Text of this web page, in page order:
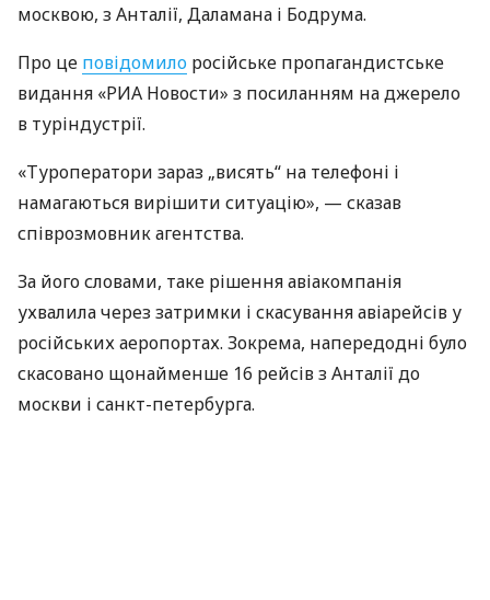
москвою, з Анталії, Даламана і Бодрума.
Про це повідомило російське пропагандистське
видання «РИА Новости» з посиланням на джерело
в туріндустрії.
«Туроператори зараз „висять“ на телефоні і
намагаються вирішити ситуацію», — сказав
співрозмовник агентства.
За його словами, таке рішення авіакомпанія
ухвалила через затримки і скасування авіарейсів у
російських аеропортах. Зокрема, напередодні було
скасовано щонайменше 16 рейсів з Анталії до
москви і санкт-петербурга.